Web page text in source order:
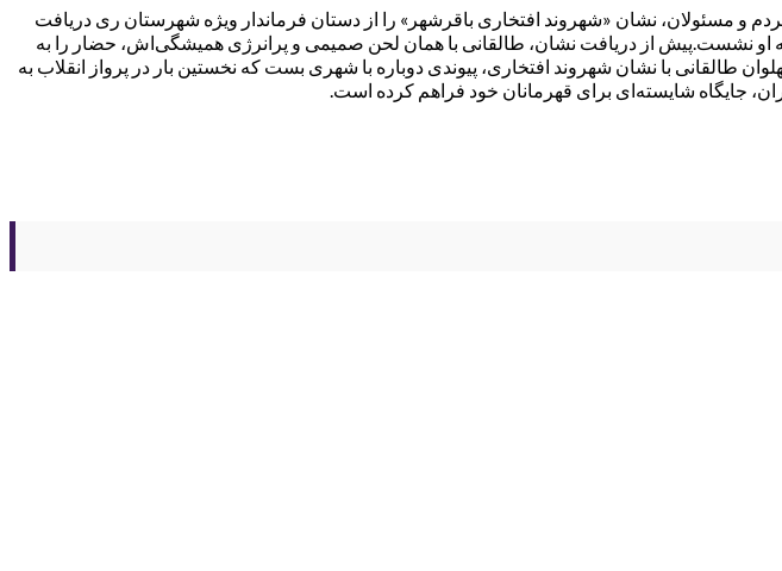
و مسئولان، نشان «شهروند افتخاری باقرشهر» را از دستان فرماندار ویژه شهرستان ری دریافت
او نشست.پیش از دریافت نشان، طالقانی با همان لحن صمیمی و پرانرژی همیشگی‌اش، حضار را به
خمینی(ره) از بهشت زهرا بود .پهلوان طالقانی با نشان شهروند افتخاری، پیوندی دوباره با شهری بست که نخستین بار در پرواز انقلاب به
جایگاه شایسته‌ای برای قهرمانان خود فراهم کرده است.